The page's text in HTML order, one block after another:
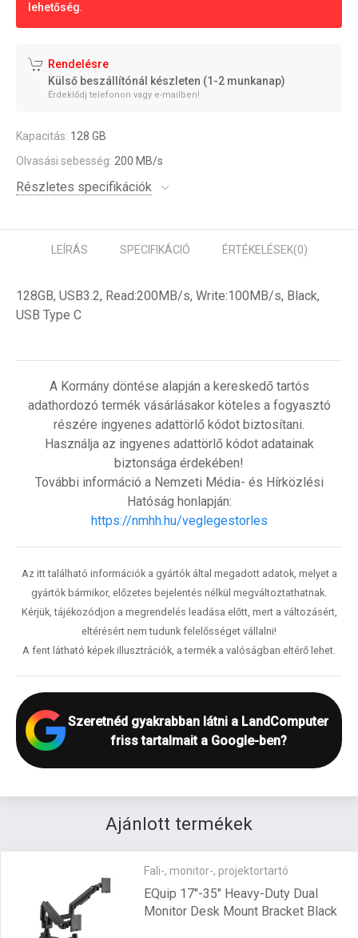
lehetőség.
Rendelésre
Külső beszállítónál készleten (1-2 munkanap)
Érdeklődj telefonon vagy e-mailben!
Kapacitás: 128 GB
Olvasási sebesség: 200 MB/s
Részletes specifikációk
LEÍRÁS SPECIFIKÁCIÓ ÉRTÉKELÉSEK(0)
128GB, USB3.2, Read:200MB/s, Write:100MB/s, Black,
USB Type C
A Kormány döntése alapján a kereskedő tartós
adathordozó termék vásárlásakor köteles a fogyasztó
részére ingyenes adattörlő kódot biztosítani.
Használja az ingyenes adattörlő kódot adatainak
biztonsága érdekében!
További információ a Nemzeti Média- és Hírközlési
Hatóság honlapján:
https://nmhh.hu/veglegestorles
Az itt található információk a gyártók által megadott adatok, melyet a
gyártók bármikor, előzetes bejelentés nélkül megváltoztathatnak.
Kérjük, tájékozódjon a megrendelés leadása előtt, mert a változásért,
eltérésért nem tudunk felelősséget vállalni!
A fent látható képek illusztrációk, a termék a valóságban eltérő lehet.
Szeretnéd gyakrabban látni a LandComputer
friss tartalmait a Google-ben?
Ajánlott termékek
Fali-, monitor-, projektortartó
EQuip 17"-35" Heavy-Duty Dual
Monitor Desk Mount Bracket Black